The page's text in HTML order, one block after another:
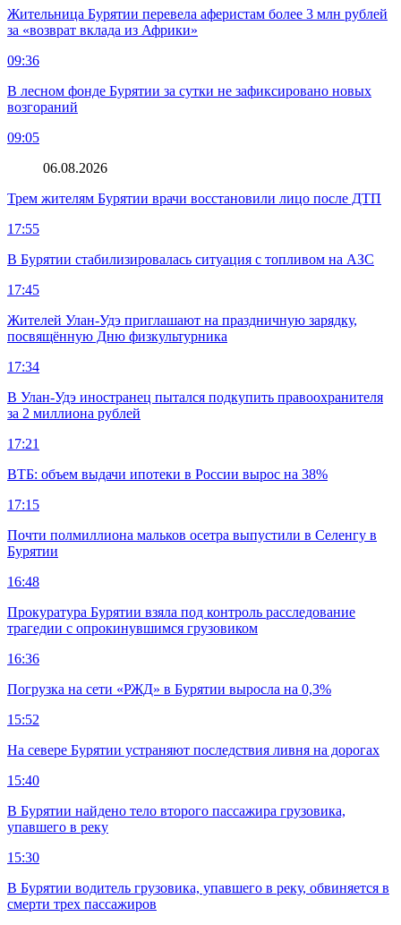
Жительница Бурятии перевела аферистам более 3 млн рублей
за «возврат вклада из Африки»
09:36
В лесном фонде Бурятии за сутки не зафиксировано новых
возгораний
09:05
06.08.2026
Трем жителям Бурятии врачи восстановили лицо после ДТП
17:55
В Бурятии стабилизировалась ситуация с топливом на АЗС
17:45
Жителей Улан-Удэ приглашают на праздничную зарядку,
посвящённую Дню физкультурника
17:34
В Улан-Удэ иностранец пытался подкупить правоохранителя
за 2 миллиона рублей
17:21
ВТБ: объем выдачи ипотеки в России вырос на 38%
17:15
Почти полмиллиона мальков осетра выпустили в Селенгу в
Бурятии
16:48
Прокуратура Бурятии взяла под контроль расследование
трагедии с опрокинувшимся грузовиком
16:36
Погрузка на сети «РЖД» в Бурятии выросла на 0,3%
15:52
На севере Бурятии устраняют последствия ливня на дорогах
15:40
В Бурятии найдено тело второго пассажира грузовика,
упавшего в реку
15:30
В Бурятии водитель грузовика, упавшего в реку, обвиняется в
смерти трех пассажиров